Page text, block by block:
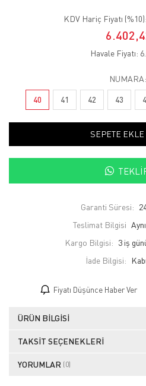
KDV Hariç Fiyatı (%10):
Havale Fiyatı:
NUMARA:
40 41 42 43
SEPETE EKLE
Garanti Süresi:
Teslimat Bilgisi
Kargo Bilgisi: 3 iş
İade Bilgisi:
Fiyatı Düşünce Haber Ver
ÜRÜN BILGISI
TAKSIT SEÇENEKLERI
YORUMLAR (0)